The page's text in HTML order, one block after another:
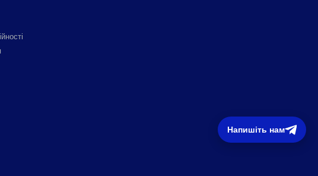
Напишіть нам